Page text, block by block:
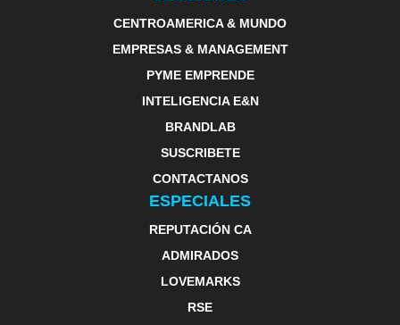
CENTROAMERICA & MUNDO
EMPRESAS & MANAGEMENT
PYME EMPRENDE
INTELIGENCIA E&N
BRANDLAB
SUSCRIBETE
CONTACTANOS
ESPECIALES
REPUTACIÓN CA
ADMIRADOS
LOVEMARKS
RSE